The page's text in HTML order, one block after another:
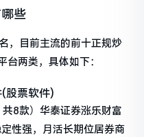
些
，目前主流的前十正规炒
台两类，具体如下：
8款）华泰证券涨乐财富
性强，月活长期位居券商